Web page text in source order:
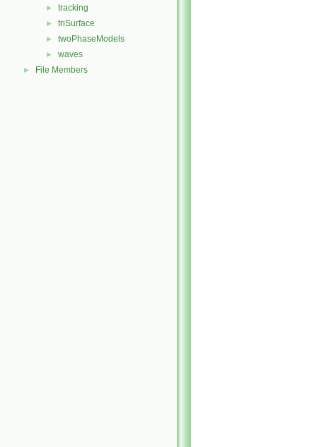
► tracking
► triSurface
► twoPhaseModels
► waves
► File Members